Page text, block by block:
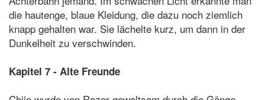
die hautenge, blaue Kleidung, die dazu noch ziemlich
knapp gehalten war. Sie lächelte kurz, um dann in der
Dunkelheit zu verschwinden.
Kapitel 7 - Alte Freunde